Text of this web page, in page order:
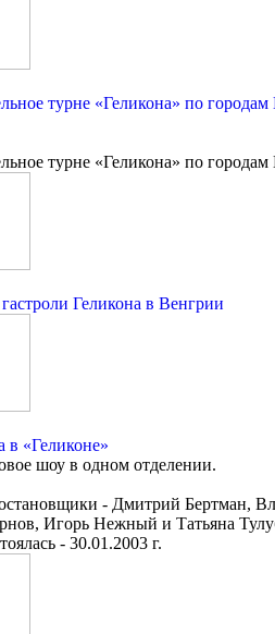
турне «Геликона» по
турне «Геликона» по
Геликона в Венгрии
в «Геликоне»
шоу в одном отделении.
- Дмитрий Бертман,
Игорь Нежный и Татьяна
- 30.01.2003 г.